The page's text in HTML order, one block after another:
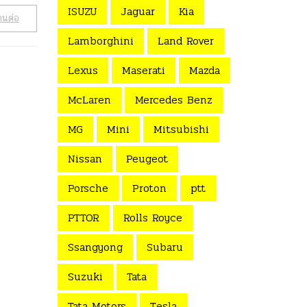
นต่อ ISUZU Jaguar
Kia
Lamborghini
Land Rover
Lexus
Maserati
Mazda
McLaren
Mercedes Benz
MG
Mini
Mitsubishi
Nissan
Peugeot
Porsche
Proton
ptt
PTTOR
Rolls Royce
Ssangyong
Subaru
Suzuki
Tata